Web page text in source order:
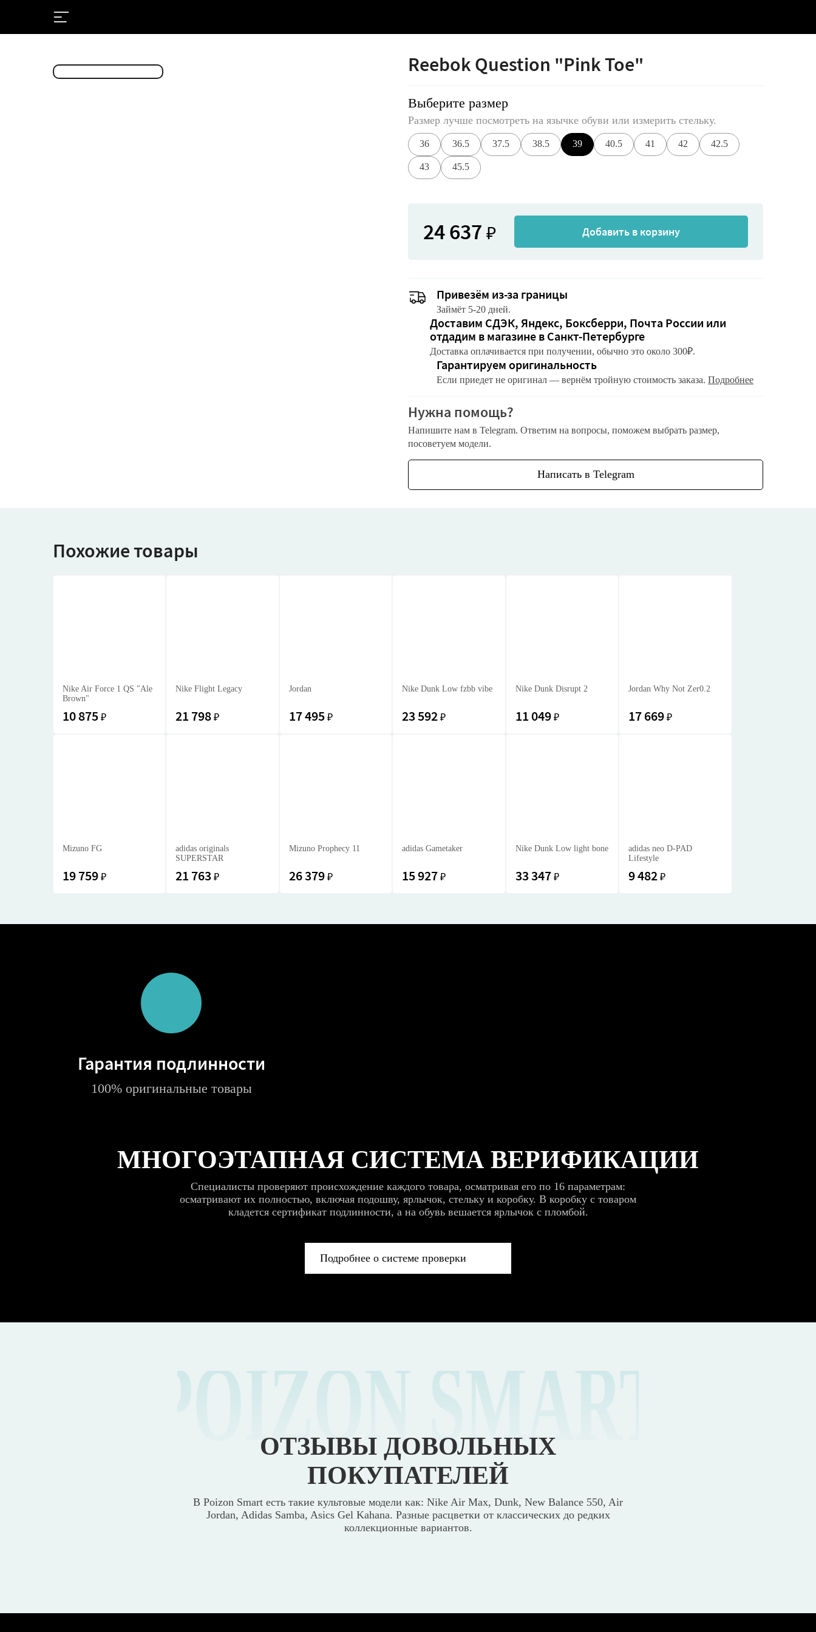
Reebok Question "Pink Toe"
Выберите размер
Размер лучше посмотреть на язычке обуви или измерить стельку.
36 36.5 37.5 38.5 39 40.5 41 42 42.5
43 45.5
24 637 ₽ Добавить в корзину
Привезём из-за границы
Займёт 5-20 дней.
Доставим СДЭК, Яндекс, Боксберри, Почта России или
отдадим в магазине в Санкт-Петербурге
Доставка оплачивается при получении, обычно это около 300₽.
Гарантируем оригинальность
Если приедет не оригинал — вернём тройную стоимость заказа. Подробнее
Нужна помощь?
Напишите нам в Telegram. Ответим на вопросы, поможем выбрать размер,
посоветуем модели.
Написать в Telegram
Похожие товары
Nike Air Force 1 QS "Ale
Brown"
10 875 ₽
Nike Flight Legacy
21 798 ₽
Jordan
17 495₽
Nike Dunk Low fzbb vibe
23 592 ₽
Nike Dunk Disrupt 2
11 049₽
Jordan Why Not Zer0.2
17 669 ₽
Mizuno FG
19 759 ₽
adidas originals
SUPERSTAR
21 763 ₽
Mizuno Prophecy 11
26 379₽
adidas Gametaker
15 927 ₽
Nike Dunk Low light bone
33 347 ₽
adidas neo D-PAD
Lifestyle
9 482 ₽
Гарантия подлинности
100% оригинальные товары
МНОГОЭТАПНАЯ СИСТЕМА ВЕРИФИКАЦИИ
Специалисты проверяют происхождение каждого товара, осматривая его по 16 параметрам:
осматривают их полностью, включая подошву, ярлычок, стельку и коробку. В коробку с товаром
кладется сертификат подлинности, а на обувь вешается ярлычок с пломбой.
Подробнее о системе проверки
POIZON SMART
ОТЗЫВЫ ДОВОЛЬНЫХ
ПОКУПАТЕЛЕЙ
В Poizon Smart есть такие культовые модели как: Nike Air Max, Dunk, New Balance 550, Air
Jordan, Adidas Samba, Asics Gel Kahana. Разные расцветки от классических до редких
коллекционные вариантов.